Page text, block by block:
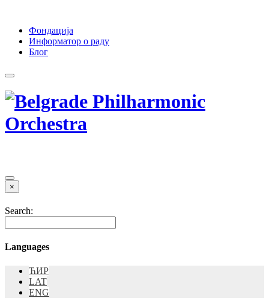
Фондација
Информатор о раду
Блог
×
Search:
Languages
ЋИР
LAT
ENG